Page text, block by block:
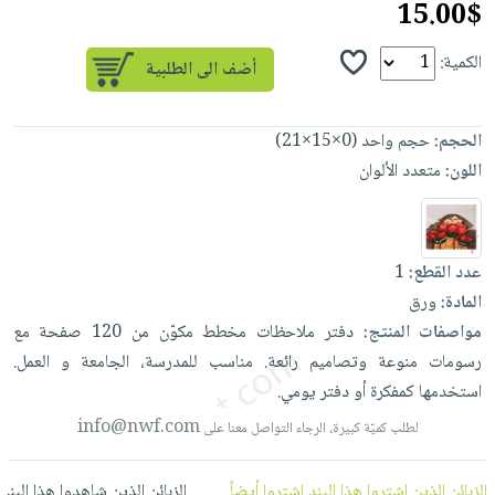
العناية
بالأسنان
الحمية
أدوات
المائدة
والتخزين
أدوات
المطبخ
الأكثر
مبيعاً
العودة
اكسسوارات
كتب
اكسسوارات
منزلية
اكسسوارات
ملابس
مطرزات
حقائب
حلي
عناية
شحن
مجاني
مختارة
اشتراكات
كل
الاشتراكات
صندوق
القراءة
iKitab
بلا
حدود
بحث
متقدم
نيل
وفرات
عن
الشركة
سياسة
الشركة
حسابك
الأمنيات
15.00$
الكمية:
الحجم:حجم واحد (0×15×21)
اللون:متعدد الألوان
عدد القطع:1
المادة:ورق
مواصفات المنتج: دفتر ملاحظات مخطط مكوّن من 120 صفحة مع
رسومات منوعة وتصاميم رائعة. مناسب للمدرسة، الجامعة و العمل.
استخدمهاكمفكرةأودفتريومي.
لطلب كميّة كبيرة، الرجاء التواصل معنا علىinfo@nwf.com